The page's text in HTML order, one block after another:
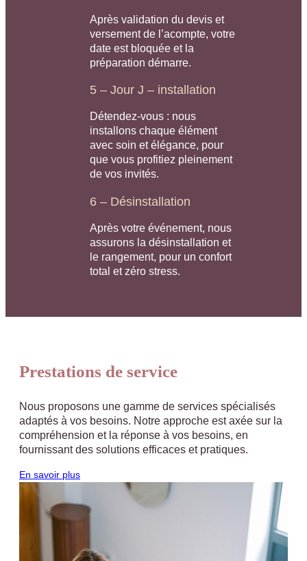
Après validation du devis et
versement de l’acompte, votre
date est bloquée et la
préparation démarre.
5 – Jour J – installation
Détendez-vous : nous
installons chaque élément
avec soin et élégance, pour
que vous profitiez pleinement
de vos invités.
6 – Désinstallation
Après votre événement, nous
assurons la désinstallation et
le rangement, pour un confort
total et zéro stress.
Prestations de service
Nous proposons une gamme de services spécialisés
adaptés à vos besoins. Notre approche est axée sur la
compréhension et la réponse à vos besoins, en
fournissant des solutions efficaces et pratiques.
En savoir plus